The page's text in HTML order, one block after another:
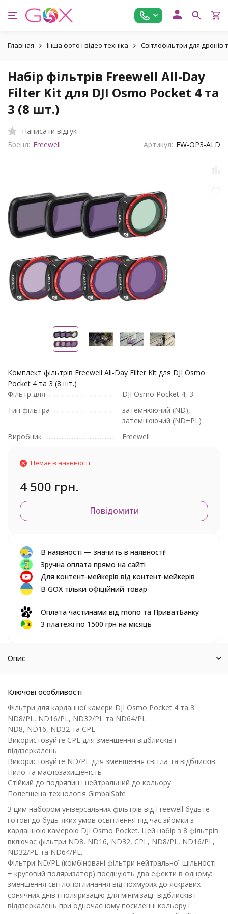
Главная Інша фото і відео техніка Світлофільтри для
Набір фільтрів Freewell All-Day
Filter Kit для DJI Osmo Pocket 4 та
3 (8 шт.)
Написати відгук
Бренд: Freewell Артикул: FW-OP3-ALD
Комплект фільтрів Freewell All-Day Filter Kit для DJI Osmo
Pocket 4 та 3 (8 шт.)
Фільтр для
DJI Osmo Pocket 4, 3
Тип фільтра
затемнюючий (ND),
затемнюючий (ND+PL)
Виробник
Freewell
Немає в наявності
4 500 грн.
Повідомити
В наявності — значить в наявності!
Зручна оплата прямо на сайті
Для контент-мейкерів від контент-мейкерів
В GOX тільки офіційний товар
Оплата частинами від mono та ПриватБанку
3 платежі по 1500 грн на місяць
Опис
Ключові особливості
Фільтри для карданної камери DJI Osmo Pocket 4 та 3
ND8/PL, ND16/PL, ND32/PL та ND64/PL
ND8, ND16, ND32 та CPL
Використовуйте CPL для зменшення відблисків і
віддзеркалень
Використовуйте ND/PL для зменшення світла та відблисків
Пило та маслозахищеність
Стійкий до подряпин і нейтральний до кольору
Полегшена технологія GimbalSafe
З цим набором універсальних фільтрів від Freewell будьте
готові до будь-яких умов освітлення під час зйомки з
карданною камерою DJI Osmo Pocket. Цей набір з 8 фільтрів
включає фільтри ND8, ND16, ND32, CPL, ND8/PL, ND16/PL,
ND32/PL та ND64/PL.
Фільтри ND/PL (комбіновані фільтри нейтральної щільності
+ круговий поляризатор) поєднують два ефекти в одному:
зменшення світлопоглинання від похмурих до яскравих
сонячних днів і поляризацію для мінімізації відблисків і
віддзеркалень при одночасному посиленні кольору і